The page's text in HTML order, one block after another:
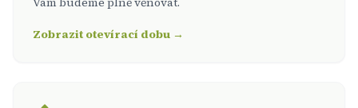
Zobrazit otevírací dobu →